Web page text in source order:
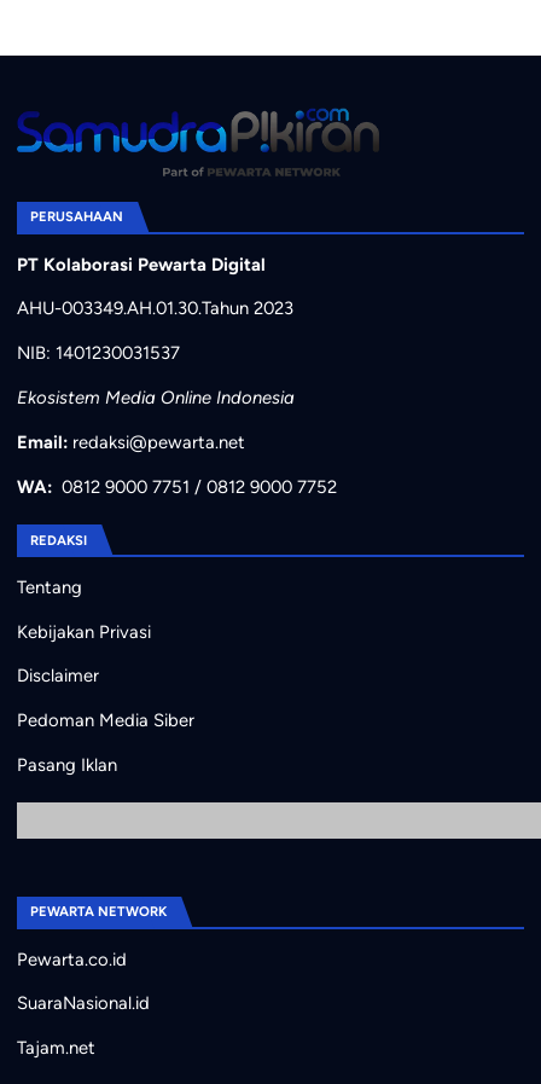
PERUSAHAAN
PT Kolaborasi Pewarta Digital
AHU-003349.AH.01.30.Tahun 2023
NIB: 1401230031537
Ekosistem Media Online Indonesia
Email: redaksi@pewarta.net
WA: 0812 9000 7751 / 0812 9000 7752
REDAKSI
Tentang
Kebijakan Privasi
Disclaimer
Pedoman Media Siber
Pasang Iklan
PEWARTA NETWORK
Pewarta.co.id
SuaraNasional.id
Tajam.net